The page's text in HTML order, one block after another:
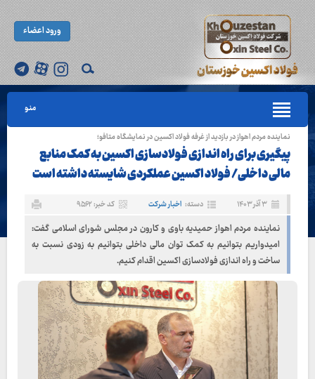
ورود اعضاء
منو
نماینده مردم اهواز در بازدید از غرفه فولاد اکسین در نمایشگاه متافو؛
پیگیری برای راه اندازی فولادسازی اکسین به کمک منابع
مالی داخلی/ فولاد اکسین عملکردی شایسته داشته است
۳ آذر ۱۴۰۳ دسته: اخبار شرکت کد خبر: ۹۵۶۲
نماینده مردم اهواز حمیدیه باوی و کارون در مجلس شورای اسلامی گفت:
امیدواریم بتوانیم به کمک توان مالی داخلی بتوانیم به زودی نسبت به
ساخت و راه اندازی فولادسازی اکسین اقدام کنیم.